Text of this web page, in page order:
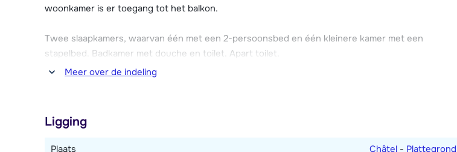
een skischool en een kinderopvang beschikbaar in het dorp.
Prachtig 4-persoons appartement met een moderne inrichting, Wi-Fi en een skikluisje. Eén
parkeerplek in de garage. De parkeergarage heeft een autolift van Lengte 5,46 x breedte 2,40 x
Hoogte 2,00.
woonkamer is er toegang tot het balkon.
Twee slaapkamers, waarvan één met een 2-persoonsbed en één kleinere kamer met een
stapelbed. Badkamer met douche en toilet. Apart toilet.
Meer over de indeling
Ligging
Plaats Châtel - Plattegrond